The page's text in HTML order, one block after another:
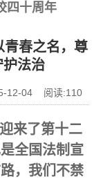
四十周年
青春之名，尊
护法治
12-04 阅读:110
来了第十二
全国法制宣
，我们不禁